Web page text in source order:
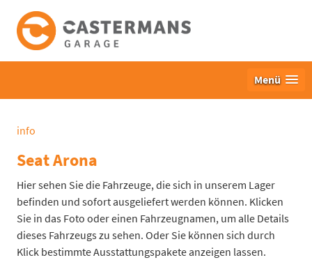
Menü
info
Seat Arona
Hier sehen Sie die Fahrzeuge, die sich in unserem Lager
befinden und sofort ausgeliefert werden können. Klicken
Sie in das Foto oder einen Fahrzeugnamen, um alle Details
dieses Fahrzeugs zu sehen. Oder Sie können sich durch
Klick bestimmte Ausstattungspakete anzeigen lassen.